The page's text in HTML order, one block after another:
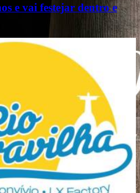
e vai festejar dentro e